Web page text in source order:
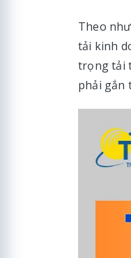
Theo
tải kinh
trọng tải
phải gắn